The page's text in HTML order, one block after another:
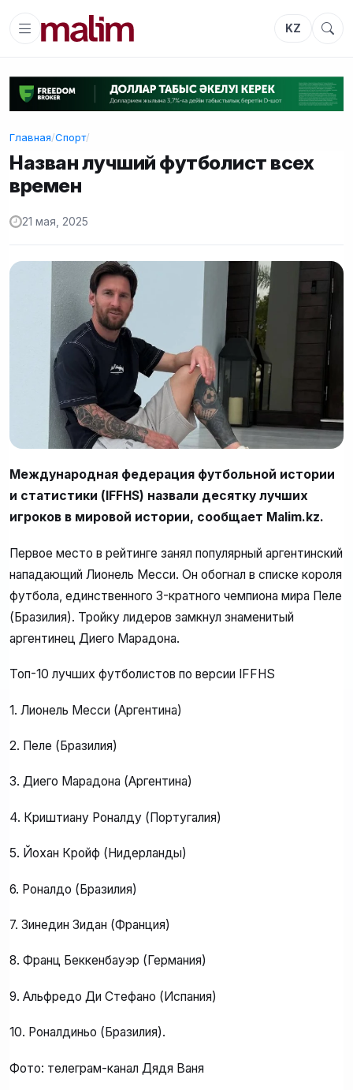
KZ
Главная/Спорт/
Назван лучший футболист всех
времен
21 мая, 2025
Международная федерация футбольной истории
и статистики (IFFHS) назвали десятку лучших
игроков в мировой истории, сообщает Malim.kz.
Первое место в рейтинге занял популярный аргентинский
нападающий Лионель Месси. Он обогнал в списке короля
футбола, единственного 3-кратного чемпиона мира Пеле
(Бразилия). Тройку лидеров замкнул знаменитый
аргентинец Диего Марадона.
Топ-10 лучших футболистов по версии IFFHS
1. Лионель Месси (Аргентина)
2. Пеле (Бразилия)
3. Диего Марадона (Аргентина)
4. Криштиану Роналду (Португалия)
5. Йохан Кройф (Нидерланды)
6. Роналдо (Бразилия)
7. Зинедин Зидан (Франция)
8️. Франц Беккенбауэр (Германия)
9️. Альфредо Ди Стефано (Испания)
10. Роналдиньо (Бразилия).
Фото: телеграм-канал Дядя Ваня